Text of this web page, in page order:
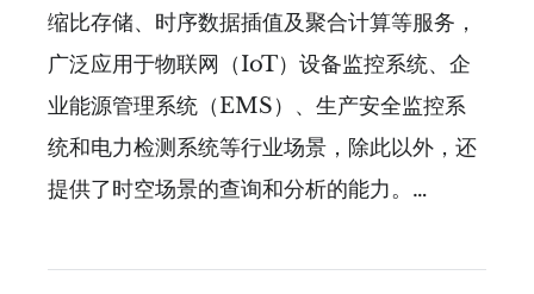
缩比存储、时序数据插值及聚合计算等服务，
广泛应用于物联网（IoT）设备监控系统、企
业能源管理系统（EMS）、生产安全监控系
统和电力检测系统等行业场景，除此以外，还
提供了时空场景的查询和分析的能力。…